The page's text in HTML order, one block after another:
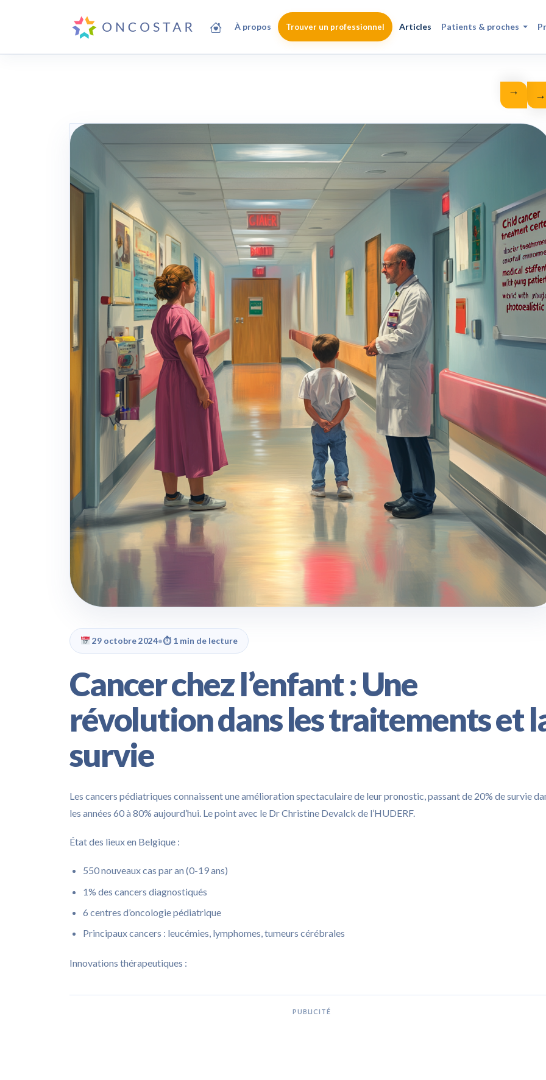
À propos Trouver un professionnel Articles Patients & proches
← →
29 octobre 2024•⏱ 1 min de lecture
Cancer chez l’enfant : Une
révolution dans les traitements et
survie
Les cancers pédiatriques connaissent une amélioration spectaculaire de leur pronostic, passant de 20% de survie
les années 60 à 80% aujourd’hui. Le point avec le Dr Christine Devalck de l’HUDERF.
État des lieux en Belgique :
550 nouveaux cas par an (0-19 ans)
1% des cancers diagnostiqués
6 centres d’oncologie pédiatrique
Principaux cancers : leucémies, lymphomes, tumeurs cérébrales
Innovations thérapeutiques :
PUBLICITÉ